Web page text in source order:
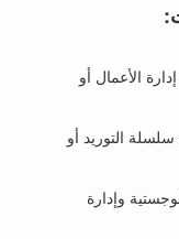
الأعمال أو
سلسلة التوريد أو
وإدارة